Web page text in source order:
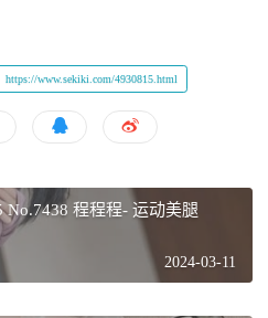
https://www.sekiki.com/4930815.html
No.7438 程程程- 运动美腿
2024-03-11